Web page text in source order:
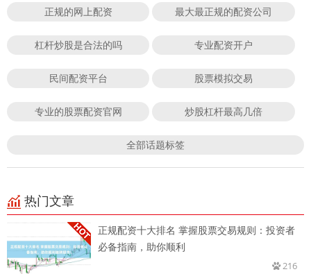
正规的网上配资 最大最正规的配资公司
杠杆炒股是合法的吗 专业配资开户
民间配资平台 股票模拟交易
专业的股票配资官网 炒股杠杆最高几倍
全部话题标签
热门文章
正规配资十大排名 掌握股票交易规则：投资者
必备指南，助你顺利
216